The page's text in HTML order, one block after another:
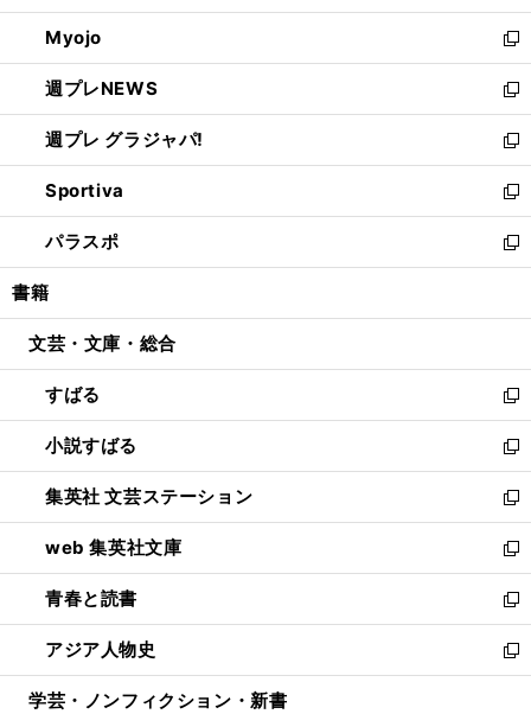
開
く
ウ
で
開
く
ン
ド
ウ
で
開
く
ウ
ィ
ン
ド
ウ
で
開
く
Myojo
新
し
い
ウ
ィ
ン
ド
ウ
で
開
週プレNEWS
新
し
い
ウ
ィ
ン
ド
ウ
開
週プレ グラジャパ!
新
し
い
ウ
ィ
ン
ウ
開
く
Sportiva
新
し
い
ウ
ン
ウ
で
開
く
パラスポ
新
し
ウ
ン
ド
ウ
で
開
く
書籍
文芸・文庫・総合
すばる
新
し
い
ウ
ィ
ン
ド
ウ
で
開
く
小説すばる
新
し
い
ウ
ィ
ン
ド
ウ
で
開
集英社 文芸ステーション
新
し
い
ウ
ィ
ン
ド
ウ
web 集英社文庫
新
し
い
ウ
ィ
ン
青春と読書
新
し
い
ウ
アジア人物史
新
し
学芸・ノンフィクション・新書